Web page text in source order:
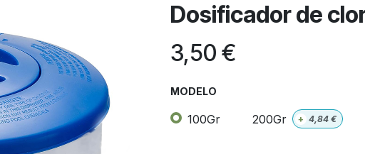
Dosificador de
3,50 €
MODELO
100Gr 200Gr + 4,84 €